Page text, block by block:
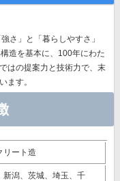
さ」と「暮らしやすさ」
造を基本に、 100年にわた
はの提案力と技術力で、末
ます。
リート造
新潟、茨城、埼玉、千